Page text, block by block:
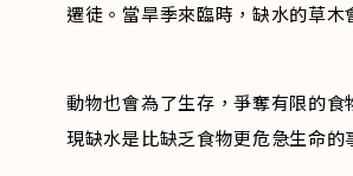
遷徒。當旱季來臨時，缺水的草
動物也會為了生存，爭奪有限的
現缺水是比缺乏食物更危急生命